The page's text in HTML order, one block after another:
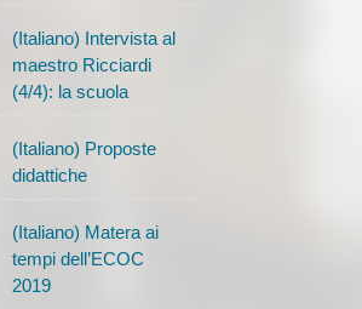
(Italiano) Intervista al
maestro Ricciardi
(4/4): la scuola
(Italiano) Proposte
didattiche
(Italiano) Matera ai
tempi dell’ECOC
2019